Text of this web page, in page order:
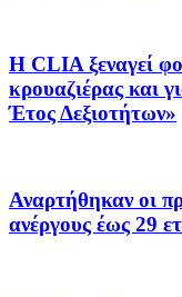
Η CLIA ξεναγεί
κρουαζιέρας και
Έτος Δεξιοτήτων»
Αναρτήθηκαν οι
ανέργους έως 29